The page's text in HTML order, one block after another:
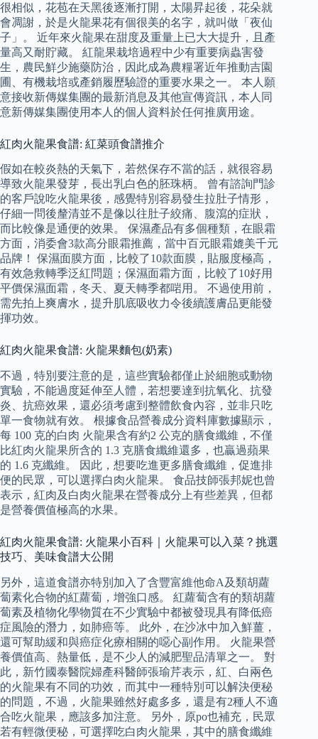
很相似，花苞在天黑後逐漸打開，太陽昇起後，花朵就
會凋謝，於是火龍果花有個很美的名字，就叫做「夜仙
子」。 近年來火龍果在甜度及重量上已大大提升，且產
量高又耐貯藏。 紅龍果栽培過程中少有重要病蟲害發
生，農民鮮少施藥防治，因此成為農糧署近年推動吉園
圃、有機栽培或產銷履歷驗證的重要水果之一。 本人願
意接收新傳媒集團的最新消息及其他宣傳資訊，本人同
意新傳媒集團使用本人的個人資料於任何推廣用途。
紅肉火龍果食譜: 紅菜頭食譜推介
假如在較炎熱的天氣下，若然保存不當的話，就很容易
導致火龍果發芽，長出乳白色的胚珠柄。 曾有諮詢門診
的客戶說吃火龍果後，感覺特別容易發生拉肚子情形，
仔細一問後釐清並不是像以往肚子絞痛、腹瀉的症狀，
而比較像是通便的效果。 保濕產品有多個種類，在眼霜
方面，消委會3款高分眼霜推薦，當中百元眼霜媲美千元
品牌！ 保濕面膜方面，比較了10款面膜，貼服度極高，
有效急救轉季泛紅問題；保濕面霜方面，比較了10好用
平價保濕面霜，冬天、夏天轉季都啱用。 不過使用前，
需先拍上爽膚水，提升肌底吸收力令後續護膚品更能發
揮功效。
紅肉火龍果食譜: 火龍果麵包(奶素)
不過，特別要注意的是，這些實驗都僅止於細胞或動物
實驗，不能過度延伸至人體，若想要達到抗氧化、抗發
炎、抗癌效果，還必須考慮到整體飲食內容，並非只吃
單一食物就有效。 根據食品營養成分資料庫數據顯示，
每 100 克的白肉 火龍果含有約2 公克的膳食纖維，不僅
比紅肉火龍果所含的 1.3 克膳食纖維還多，也贏過蘋果
的 1.6 克纖維。 因此，想要吃進更多膳食纖維，促進排
便的民眾，可以選擇白肉火龍果。 食品技師張邦妮也曾
表示，紅肉及白肉火龍果在營養成分上有些差異，但都
是營養價值極高的水果。
紅肉火龍果食譜: 火龍果小百科｜火龍果可以入菜？挑選
技巧、美味食譜大公開
另外，這道食譜亦特別加入了含豐富維他命A及類胡蘿
蔔素化合物的紅蘿蔔，增強口感。 紅蘿蔔含有的類胡蘿
蔔素及植物化學物質在不少實驗中都被發現具有降低癌
症風險的潛力，如肺癌等。 此外，在沙冰中加入鮮薑，
還可幫助緩和與癌症化療相關的噁心副作用。 火龍果營
養價值高、熱量低，是不少人的減肥聖品清單之一。 對
此，新竹國泰醫院婦產科醫師張瑜芹表示，紅、白兩色
的火龍果有不同的功效，而其中一種特別可以解決便秘
的問題，不過，火龍果雖然好處多多，還是有2種人不適
合吃火龍果，應該多加注意。 另外，原po也補充，民眾
若有輕微便秘，可選擇吃白肉火龍果，其中的膳食纖維